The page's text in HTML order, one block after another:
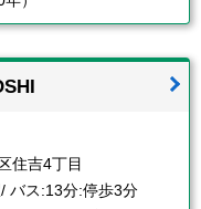
住吉4丁目
バス:13分:停歩3分